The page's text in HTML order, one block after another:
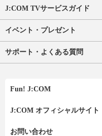
J:COM TVサービスガイド
イベント・プレゼント
サポート・よくある質問
Fun! J:COM
J:COM オフィシャルサイト
お問い合わせ